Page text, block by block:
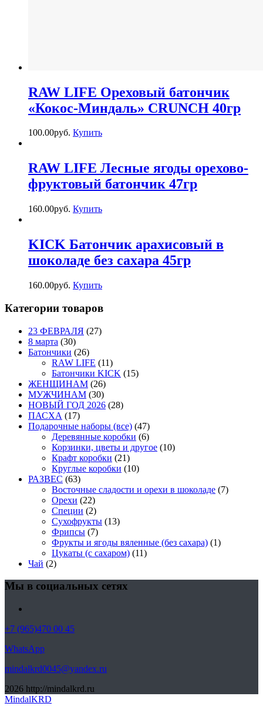
RAW LIFE Ореховый батончик
«Кокос-Миндаль» CRUNCH 40гр
100.00руб. Купить
RAW LIFE Лесные ягоды орехово-
фруктовый батончик 47гр
160.00руб. Купить
KICK Батончик арахисовый в
шоколаде без сахара 45гр
160.00руб. Купить
Категории товаров
23 ФЕВРАЛЯ (27)
8 марта (30)
Батончики (26)
RAW LIFE (11)
Батончики KICK (15)
ЖЕНЩИНАМ (26)
МУЖЧИНАМ (30)
НОВЫЙ ГОД 2026 (28)
ПАСХА (17)
Подарочные наборы (все) (47)
Деревянные коробки (6)
Корзинки, цветы и другое (10)
Крафт коробки (21)
Круглые коробки (10)
РАЗВЕС (63)
Восточные сладости и орехи в шоколаде (7)
Орехи (22)
Специи (2)
Сухофрукты (13)
Фрипсы (7)
Фрукты и ягоды вяленные (без сахара) (1)
Цукаты (с сахаром) (11)
Чай (2)
Мы в социальных сетях
+7 (965)470 00 45
WhatsApp
mindalkrd0045@yandex.ru
2026 http://mindalkrd.ru
MindalKRD